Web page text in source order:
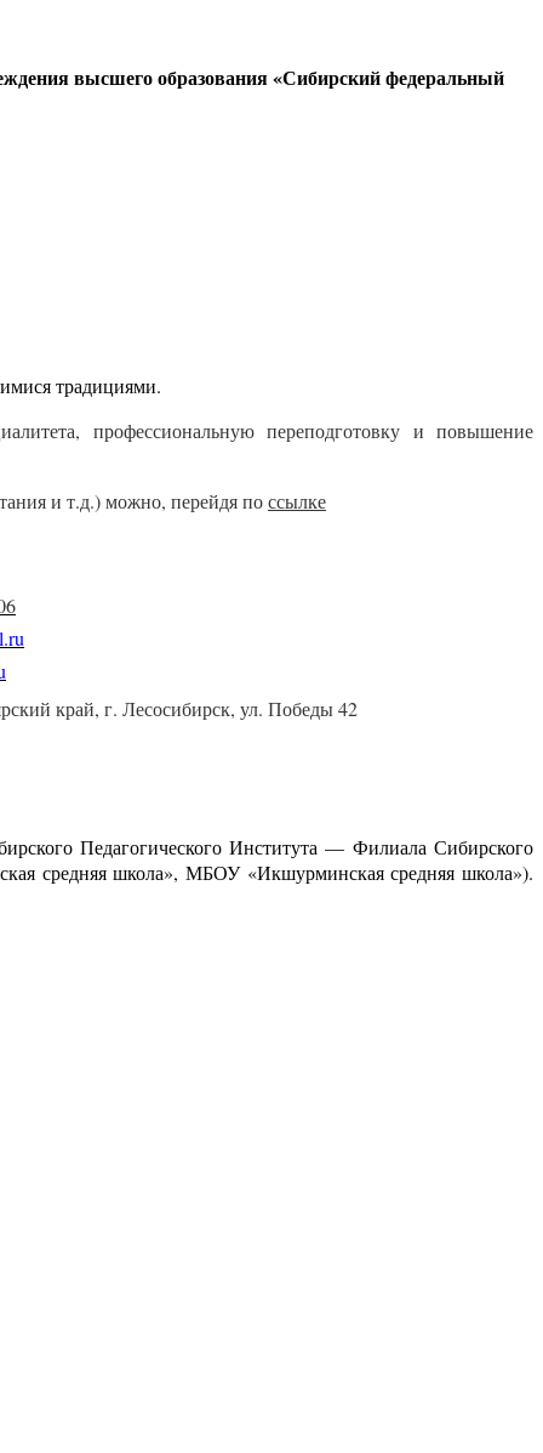
высшего образования «Сибирский федеральный
традициями.
профессиональную переподготовку и повышение
и т.д.) можно, перейдя поссылке
край, г. Лесосибирск, ул. Победы 42
Педагогического Института — Филиала Сибирского
средняя школа», МБОУ «Икшурминская средняя школа»).